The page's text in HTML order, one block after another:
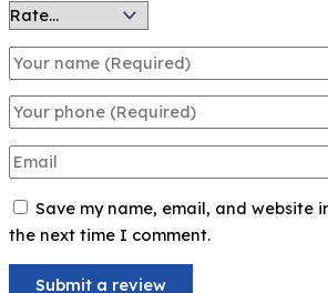
Save my name, email, and website
the next time I comment.